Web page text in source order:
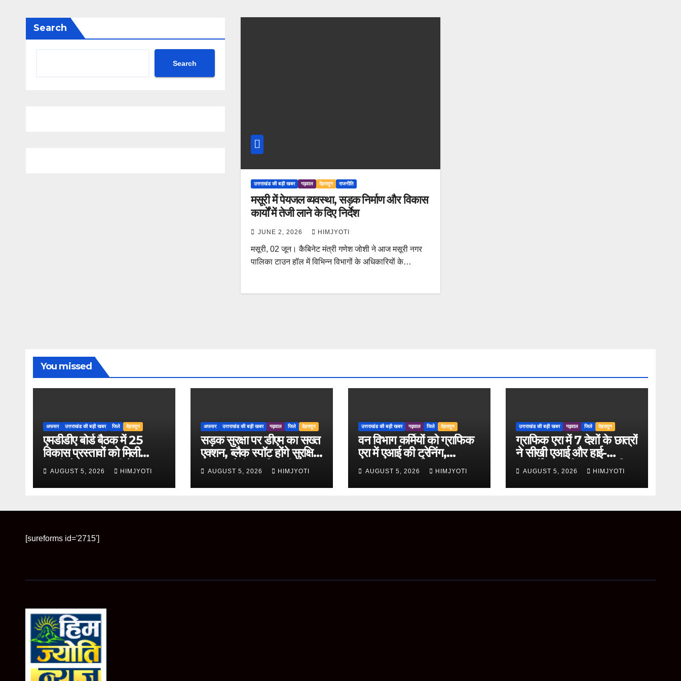
Search
Search
उत्तराखंड की बड़ी खबर गढ़वाल देहरादून राजनीति
मसूरी में पेयजल व्यवस्था, सड़क निर्माण और विकास
कार्यों में तेजी लाने के दिए निर्देश
JUNE 2, 2026 HIMJYOTI
मसूरी, 02 जून। कैबिनेट मंत्री गणेश जोशी ने आज मसूरी नगर
पालिका टाउन हॉल में विभिन्न विभागों के अधिकारियों के…
You missed
अफसर उत्तराखंड की बड़ी खबर जिले देहरादून
एमडीडीए बोर्ड बैठक में 25
विकास प्रस्तावों को मिली
मंजूरी, देहरादून-मसूरी के
नियोजित विकास को मिलेगी
रफ्तार
AUGUST 5, 2026 HIMJYOTI
अफसर उत्तराखंड की बड़ी खबर गढ़वाल जिले देहरादून
सड़क सुरक्षा पर डीएम का सख्त
एक्शन, ब्लैक स्पॉट होंगे सुरक्षित,
हर माह होगी प्रगति समीक्षा
AUGUST 5, 2026 HIMJYOTI
उत्तराखंड की बड़ी खबर गढ़वाल जिले देहरादून
वन विभाग कर्मियों को ग्राफिक
एरा में एआई की ट्रेनिंग,
ChatGPT और Gemini
के व्यावहारिक उपयोग पर
फोकस
AUGUST 5, 2026 HIMJYOTI
उत्तराखंड की बड़ी खबर गढ़वाल जिले देहरादून
ग्राफिक एरा में 7 देशों के छात्रों
ने सीखी एआई और हाई-
परफॉर्मेंस कंप्यूटिंग की आधुनिक
तकनीकें
AUGUST 5, 2026 HIMJYOTI
[sureforms id='2715']